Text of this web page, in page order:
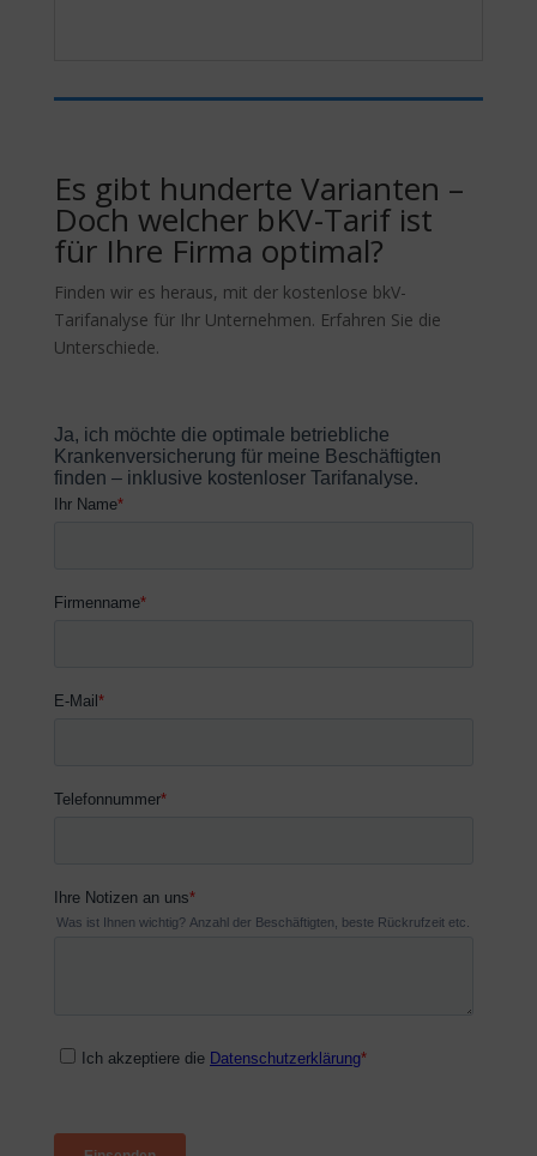
Es gibt hunderte Varianten –
Doch welcher bKV-Tarif ist
für Ihre Firma optimal?
Finden wir es heraus, mit der kostenlose bkV-
Tarifanalyse für Ihr Unternehmen. Erfahren Sie die
Unterschiede.